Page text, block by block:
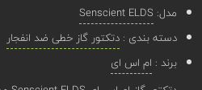
مدل: Senscient ELDS
دسته بندی :دتکتور گاز خطی ضد انفجار
برند : ام اس ای